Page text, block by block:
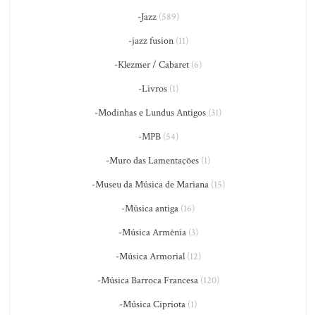
-Jazz(589)
-jazz fusion(11)
-Klezmer / Cabaret (6)
-Livros(1)
-Modinhas e Lundus Antigos (31)
-MPB(54)
-Muro das Lamentações (1)
-Museu da Música de Mariana(15)
-Música antiga (16)
-Música Armênia(3)
-Música Armorial(12)
-Música Barroca Francesa(120)
-Música Cipriota (1)